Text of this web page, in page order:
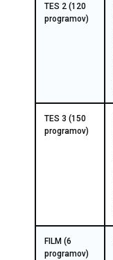
TES 2 (120
programov)
TES 3 (150
programov)
FILM (6
programov)